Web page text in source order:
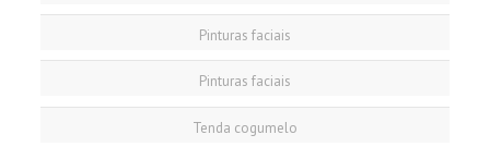
Pinturas faciais
Pinturas faciais
Tenda cogumelo